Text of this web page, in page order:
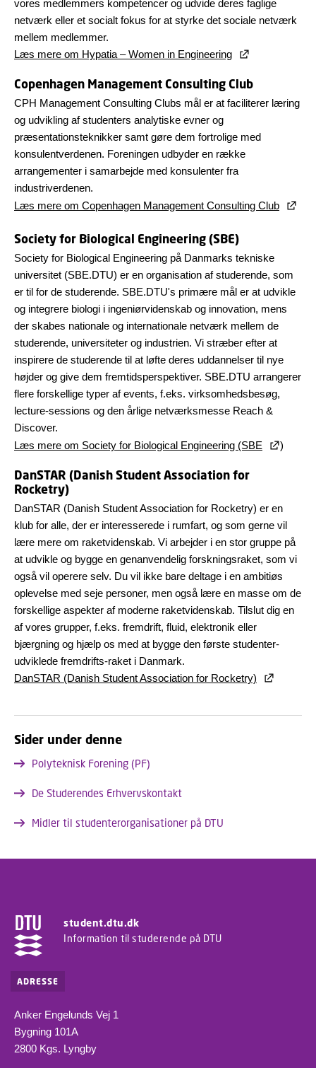
vores medlemmers kompetencer og udvide deres faglige
netværk eller et socialt fokus for at styrke det sociale netværk
mellem medlemmer.
Læs mere om Hypatia – Women in Engineering
Copenhagen Management Consulting Club
CPH Management Consulting Clubs mål er at faciliterer læring
og udvikling af studenters analytiske evner og
præsentationsteknikker samt gøre dem fortrolige med
konsulentverdenen. Foreningen udbyder en række
arrangementer i samarbejde med konsulenter fra
industriverdenen.
Læs mere om Copenhagen Management Consulting Club
Society for Biological Engineering (SBE)
Society for Biological Engineering på Danmarks tekniske
universitet (SBE.DTU) er en organisation af studerende, som
er til for de studerende. SBE.DTU's primære mål er at udvikle
og integrere biologi i ingeniørvidenskab og innovation, mens
der skabes nationale og internationale netværk mellem de
studerende, universiteter og industrien. Vi stræber efter at
inspirere de studerende til at løfte deres uddannelser til nye
højder og give dem fremtidsperspektiver. SBE.DTU arrangerer
flere forskellige typer af events, f.eks. virksomhedsbesøg,
lecture-sessions og den årlige netværksmesse Reach &
Discover.
Læs mere om Society for Biological Engineering (SBE
)
DanSTAR (Danish Student Association for
Rocketry)
DanSTAR (Danish Student Association for Rocketry) er en
klub for alle, der er interesserede i rumfart, og som gerne vil
lære mere om raketvidenskab. Vi arbejder i en stor gruppe på
at udvikle og bygge en genanvendelig forskningsraket, som vi
også vil operere selv. Du vil ikke bare deltage i en ambitiøs
oplevelse med seje personer, men også lære en masse om de
forskellige aspekter af moderne raketvidenskab. Tilslut dig en
af vores grupper, f.eks. fremdrift, fluid, elektronik eller
bjærgning og hjælp os med at bygge den første studenter-
udviklede fremdrifts-raket i Danmark.
DanSTAR (Danish Student Association for Rocketry)
Sider under denne
Polyteknisk Forening (PF)
De Studerendes Erhvervskontakt
Midler til studenterorganisationer på DTU
student.dtu.dk
Information til studerende på DTU
ADRESSE
Anker Engelunds Vej 1
Bygning 101A
2800 Kgs. Lyngby